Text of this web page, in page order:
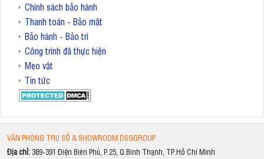
Chính sách bảo hành
Thanh toán - Bảo mật
Bảo hành - Bảo trì
Công trình đã thực hiện
Mẹo vặt
Tin tức
VĂN PHÒNG TRỤ SỞ & SHOWROOM DSGGROUP
Địa chỉ: 389-391 Điện Biên Phủ, P.25, Q.Bình Thạnh, TP.Hồ Chí Minh